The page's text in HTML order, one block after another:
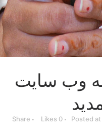
به وب سایت
Posted
0
Share